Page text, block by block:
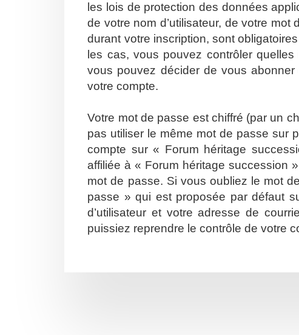
les lois de protection des données
de votre nom d’utilisateur, de votre
durant votre inscription, sont
les cas, vous pouvez contrôler
vous pouvez décider de vous
votre compte.
Votre mot de passe est chiffré (par un
pas utiliser le même mot de passe sur
compte sur « Forum héritage
affiliée à « Forum héritage succession
mot de passe. Si vous oubliez le mot
passe » qui est proposée par défaut
d’utilisateur et votre adresse de
puissiez reprendre le contrôle de votre